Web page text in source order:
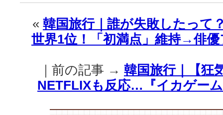
｜”エ
賞
級
演
技”『イ
カ
ー
« 韓国旅行｜誰が失敗したって
世界1位！「初満点」維持→俳
｜前の記事 → 韓国旅行｜【狂
NETFLIXも反応…『イカゲー